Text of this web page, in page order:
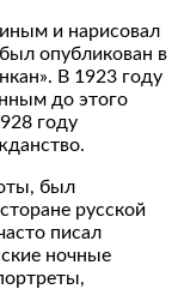
и нарисовал
опубликован в
В 1923 году
до этого
году
был
русской
писал
ночные